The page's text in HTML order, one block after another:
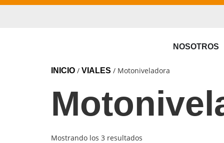
NOSOTROS
INICIO / VIALES / Motoniveladora
Mostrando los 3 resultados